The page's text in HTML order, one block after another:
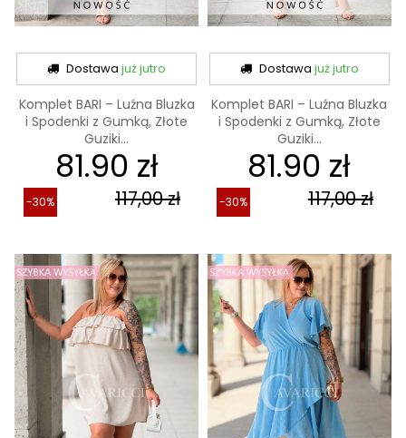
Dostawajuż jutro
Komplet BARI – Luźna Bluzka
i Spodenki z Gumką, Złote
Guziki...
81.90 zł
117,00 zł
-30%
Dostawa już jutro
Komplet BARI – Luźna Bluzka
i Spodenki z Gumką, Złote
Guziki...
81.90 zł
117,00 zł
-30%